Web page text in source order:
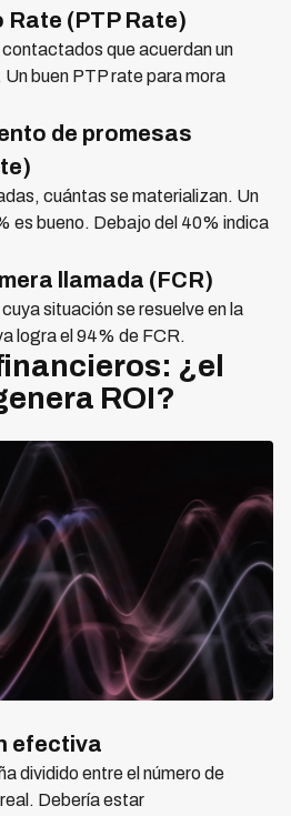
Rate (PTP Rate)
que acuerdan un
buen PTP rate para mora
de promesas
cuántas se materializan. Un
es bueno. Debajo del 40% indica
llamada (FCR)
situación se resuelve en la
logra el 94% de FCR.
¿el
ROI?
efectiva
dividido entre el número de
Debería estar